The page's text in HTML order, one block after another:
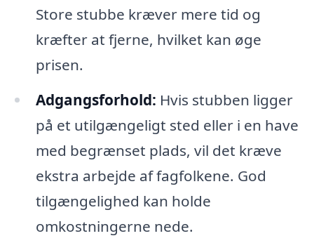
Store stubbe kræver mere tid og
kræfter at fjerne, hvilket kan øge
prisen.
Adgangsforhold: Hvis stubben ligger
på et utilgængeligt sted eller i en have
med begrænset plads, vil det kræve
ekstra arbejde af fagfolkene. God
tilgængelighed kan holde
omkostningerne nede.